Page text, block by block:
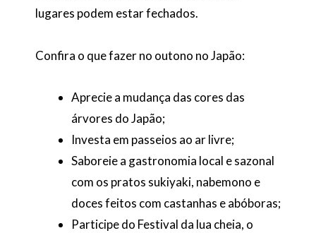
lugares podem estar fechados.
Confira o que fazer no outono no Japão:
Aprecie a mudança das cores das
árvores do Japão;
Investa em passeios ao ar livre;
Saboreie a gastronomia local e sazonal
com os pratos sukiyaki, nabemono e
doces feitos com castanhas e abóboras;
Participe do Festival da lua cheia, o